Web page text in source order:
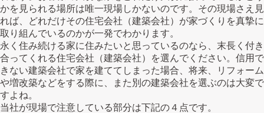
かを見られる場所は唯一現場しかないのです。その現場さえ見
れば、どれだけその住宅会社（建築会社）が家づくりを真摯に
取り組んでいるのかが一発でわかります。
永く住み続ける家に住みたいと思っているのなら、末長く付き
合ってくれる住宅会社（建築会社）を選んでください。信用で
きない建築会社で家を建ててしまった場合、将来、リフォーム
や増改築などをする際に、また別の建築会社を選ぶのは大変で
すよね。
当社が現場で注意している部分は下記の４点です。